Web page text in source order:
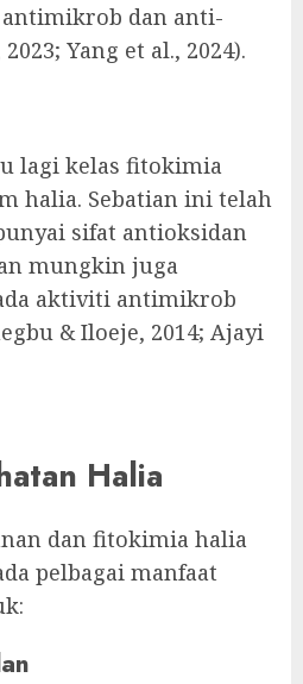
dan anti-
Yang et al., 2024).
lagi kelas fitokimia
halia. Sebatian ini telah
sifat antioksidan
mungkin juga
aktiviti antimikrob
& Iloeje, 2014; Ajayi
Halia
dan fitokimia halia
pelbagai manfaat